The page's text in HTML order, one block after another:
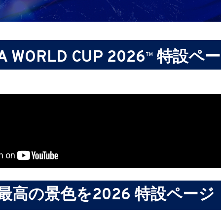
WORLD CUP 2026 TM 特設ペ
高の景色を2026 特設ページ